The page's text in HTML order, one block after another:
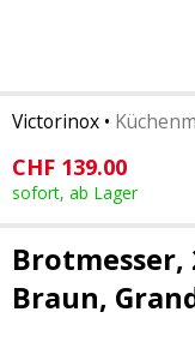
Victorinox •
CHF 139.00
sofort, ab Lager
Brotmesser,
Braun,